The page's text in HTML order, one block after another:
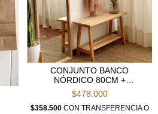
CONJUNTO BANCO
NÓRDICO 80CM +
PERCHERO MANOLA DOBLE
$478.000
$358.500 CON TRANSFERENCIA O